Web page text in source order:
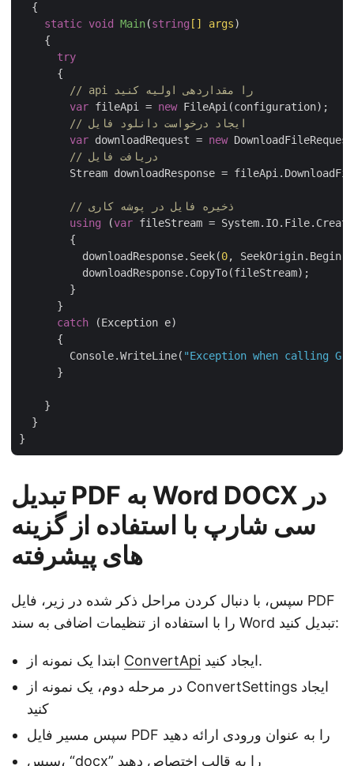
  {
static void Main(string [] args)
    {
try
      {
// api را مقداردهی اولیه کنید
var fileApi = new FileApi(configuration);
// ایجاد درخواست دانلود فایل
var downloadRequest = new
// دریافت فایل
Stream downloadResponse =
// ذخیره فایل در پوشه کاری
using (var fileStream =
        {
          downloadResponse.Seek(
0, SeekOrigin.Begin);
          downloadResponse.CopyTo(fileStream);
        }
      }
catch (Exception e)
      {
        Console.WriteLine(
"Exception when calling
      }
    }
  }
تبدیل PDF به Word DOCX در
سی شارپ با استفاده از گزینه
های پیشرفته
سپس، با دنبال کردن مراحل ذکر شده در زیر، فایل PDF
را با استفاده از تنظیمات اضافی به سند Word تبدیل کنید:
ConvertApi
ایجاد کنید.
در مرحله دوم، یک نمونه از ConvertSettings ایجاد
کنید
سپس مسیر فایل PDF را به عنوان ورودی ارائه دهید
سپس، “docx” را به قالب اختصاص دهید